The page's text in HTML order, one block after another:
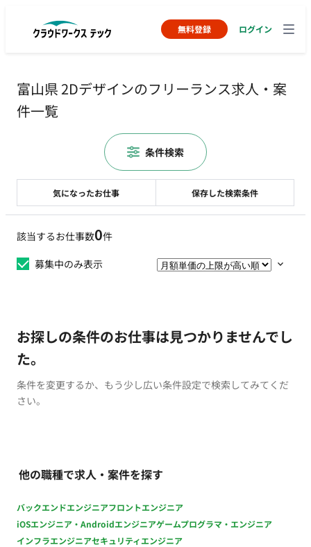
無料登録 ログイン
富山県 2Dデザインのフリーランス求人・案
件一覧
該当するお仕事数0件
募集中のみ表示
お探しの条件のお仕事は見つかりませんでし
た。
条件を変更するか、もう少し広い条件設定で検索してみてくだ
さい。
他の職種で求人・案件を探す
バックエンドエンジニアフロントエンジニア
iOSエンジニア・Androidエンジニアゲームプログラマ・エンジニア
インフラエンジニアセキュリティエンジニア
気になったお仕事 保存した検索条件
条件検索